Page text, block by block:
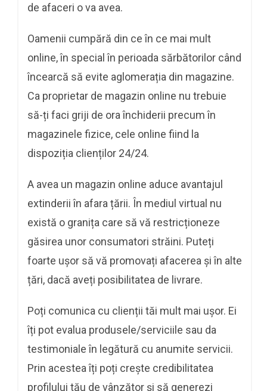
de afaceri o va avea.
Oamenii cumpără din ce în ce mai mult
online, în special în perioada sărbătorilor când
încearcă să evite aglomerația din magazine.
Ca proprietar de magazin online nu trebuie
să-ți faci griji de ora închiderii precum în
magazinele fizice, cele online fiind la
dispoziția clienților 24/24.
A avea un magazin online aduce avantajul
extinderii în afara țării. În mediul virtual nu
există o granița care să vă restricționeze
găsirea unor consumatori străini. Puteți
foarte ușor să vă promovați afacerea și în alte
țări, dacă aveți posibilitatea de livrare.
Poți comunica cu clienții tăi mult mai ușor. Ei
îți pot evalua produsele/serviciile sau da
testimoniale în legătură cu anumite servicii.
Prin acestea îți poți crește credibilitatea
profilului tău de vânzător și să generezi